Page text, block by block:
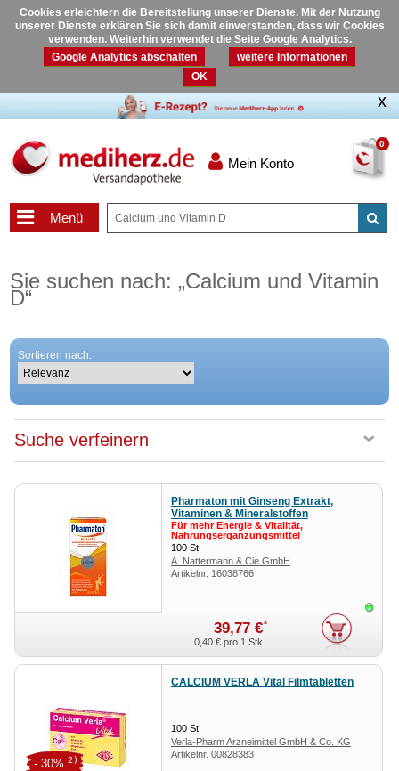
Cookies erleichtern die Bereitstellung unserer Dienste. Mit der Nutzung
unserer Dienste erklären Sie sich damit einverstanden, dass wir Cookies
verwenden. Weiterhin verwendet die Seite Google Analytics.
Google Analytics abschalten
weitere Informationen
OK
0
Mein Konto
Menü
Sie suchen nach: „Calcium und Vitamin
D“
Sortieren nach:
Suche verfeinern
Pharmaton mit Ginseng Extrakt,
Vitaminen & Mineralstoffen
Für mehr Energie & Vitalität,
Nahrungsergänzungsmittel
100 St
A. Nattermann & Cie GmbH
Artikelnr. 16038766
39,77 €*
0,40 €pro 1 Stk
CALCIUM VERLA Vital Filmtabletten
100 St
Verla-Pharm Arzneimittel GmbH & Co. KG
Artikelnr. 00828383
- 30%2)